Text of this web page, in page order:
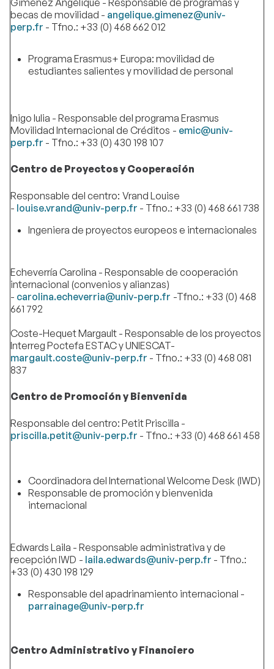
becas de movilidad - angelique.gimenez@univ-
perp.fr - Tfno.: +33 (0) 468 662 012
Programa Erasmus+ Europa: movilidad de
estudiantes salientes y movilidad de personal
Inigo Iulia - Responsable del programa Erasmus
Movilidad Internacional de Créditos - emic@univ-
perp.fr - Tfno.: +33 (0) 430 198 107
Centro de Proyectos y Cooperación
Responsable del centro: Vrand Louise
- louise.vrand@univ-perp.fr - Tfno.: +33 (0) 468 661 738
Ingeniera de proyectos europeos e internacionales
Echeverría Carolina - Responsable de cooperación
internacional (convenios y alianzas)
- carolina.echeverria@univ-perp.fr -Tfno.: +33 (0) 468
661 792
Coste-Hequet Margault - Responsable de los proyectos
Interreg Poctefa ESTAC y UNIESCAT-
margault.coste@univ-perp.fr - Tfno.: +33 (0) 468 081
837
Centro de Promoción y Bienvenida
Responsable del centro: Petit Priscilla -
priscilla.petit@univ-perp.fr - Tfno.: +33 (0) 468 661 458
Coordinadora del International Welcome Desk (IWD)
Responsable de promoción y bienvenida
internacional
Edwards Laila - Responsable administrativa y de
recepción IWD - laila.edwards@univ-perp.fr - Tfno.:
+33 (0) 430 198 129
Responsable del apadrinamiento internacional -
parrainage@univ-perp.fr
Centro Administrativo y Financiero